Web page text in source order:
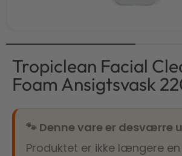
Tropiclean Facial
Foam Ansigtsvask
🐾 Denne vare er desværre
Produktet er ikke længere